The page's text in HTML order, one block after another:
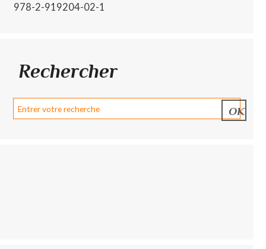
978-2-919204-02-1
Rechercher